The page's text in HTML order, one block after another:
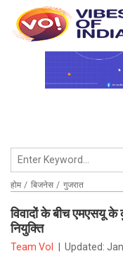
होम बिजनेस गुजरात
विवादों के बीच एमएसयू
नियुक्ति
Team VoI Updated: